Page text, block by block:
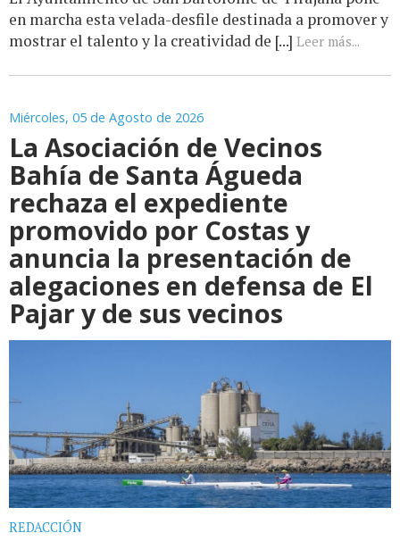
en marcha esta velada-desfile destinada a promover y
mostrar el talento y la creatividad de [...] Leer más...
Miércoles, 05 de Agosto de 2026
La Asociación de Vecinos
Bahía de Santa Águeda
rechaza el expediente
promovido por Costas y
anuncia la presentación de
alegaciones en defensa de El
Pajar y de sus vecinos
REDACCIÓN